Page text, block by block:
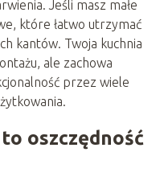
Jeśli masz małe
które łatwo utrzymać
kantów. Twoja kuchnia
ale zachowa
przez wiele
oszczędność